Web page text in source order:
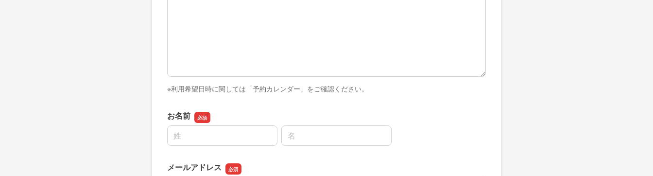
※利用希望日時に関しては「予約カレンダー」をご確認ください。
お名前
名前の姓
名前の名
メールアドレス